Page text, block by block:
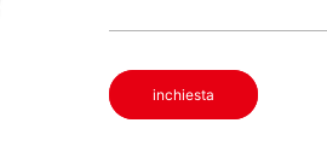
inchiesta